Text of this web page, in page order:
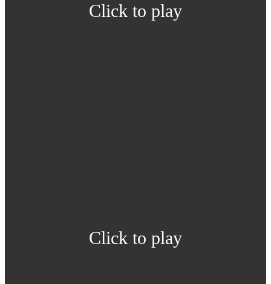
Click to play
Click to play